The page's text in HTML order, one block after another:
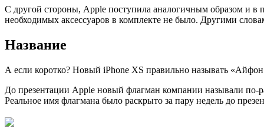
С другой стороны, Apple поступила аналогичным образом и в
необходимых аксессуаров в комплекте не было. Другими
Название
А если коротко? Новый iPhone XS правильно называть
До презентации Apple новый флагман компании называли по-
Реальное имя флагмана было раскрыто за пару недель до